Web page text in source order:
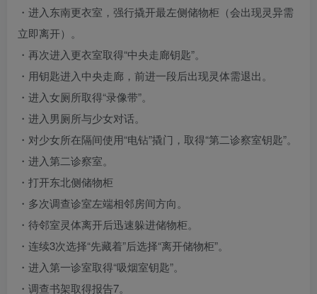
・进入东南更衣室，强行撬开最左侧储物柜（会出现灵异需
立即离开）。
・再次进入更衣室取得“中央走廊钥匙”。
・用钥匙进入中央走廊，前进一段后出现灵体需退出。
・进入女厕所取得“录像带”。
・进入男厕所与少女对话。
・对少女所在隔间使用“电钻”撬门，取得“第二诊察室钥匙”。
・进入第二诊察室。
・打开东北侧储物柜
・多次调查诊室左端相邻房间方向。
・待邻室灵体离开后迅速躲进储物柜。
・连续3次选择“先藏着”后选择“离开储物柜”。
・进入第一诊室取得“吸烟室钥匙”。
・调查书架取得报告7。